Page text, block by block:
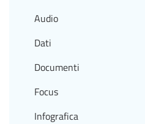
Audio
Dati
Documenti
Focus
Infografica